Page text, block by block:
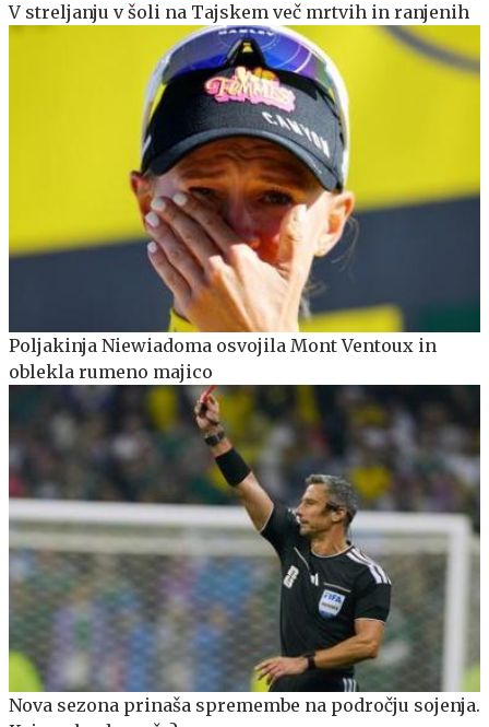
V streljanju v šoli na Tajskem več mrtvih in ranjenih
Poljakinja Niewiadoma osvojila Mont Ventoux in
oblekla rumeno majico
Nova sezona prinaša spremembe na področju sojenja.